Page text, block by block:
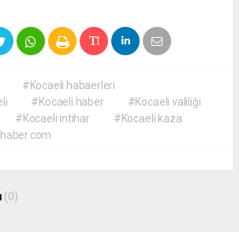
#Kocaeli habaerleri
#Kocaeli haber
#Kocaeli valiliği
#Kocaeli intihar
#Kocaeli kaza
(0)